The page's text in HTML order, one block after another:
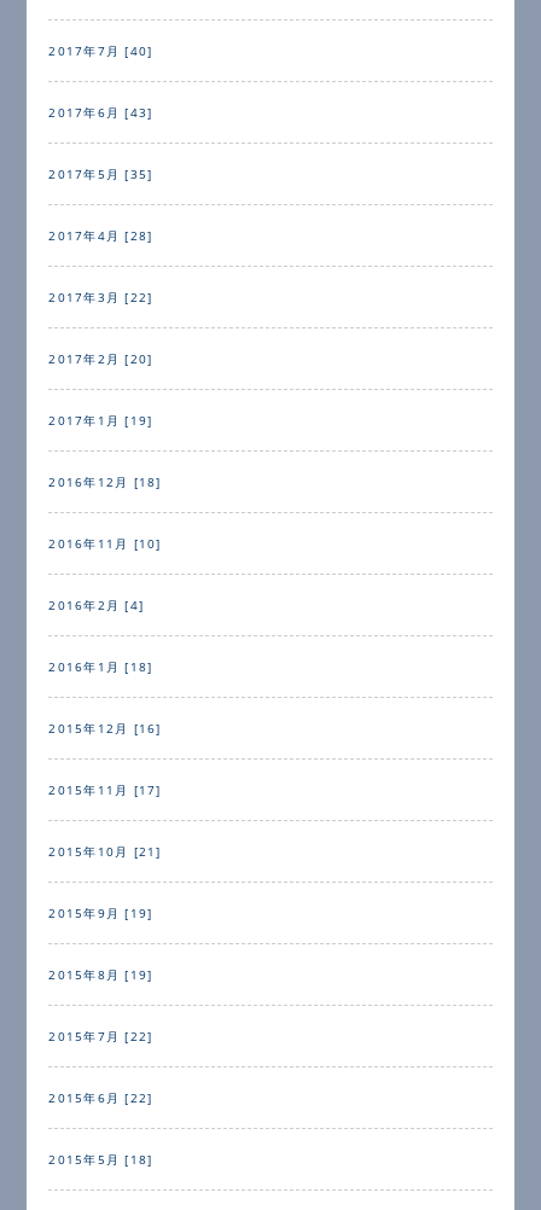
2017年7月 [40]
2017年6月 [43]
2017年5月 [35]
2017年4月 [28]
2017年3月 [22]
2017年2月 [20]
2017年1月 [19]
2016年12月 [18]
2016年11月 [10]
2016年2月 [4]
2016年1月 [18]
2015年12月 [16]
2015年11月 [17]
2015年10月 [21]
2015年9月 [19]
2015年8月 [19]
2015年7月 [22]
2015年6月 [22]
2015年5月 [18]